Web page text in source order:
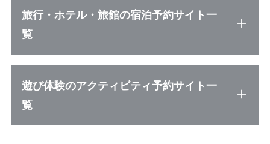
旅行・ホテル・旅館の宿泊予約サイト一
覧
遊び体験のアクティビティ予約サイト一
覧